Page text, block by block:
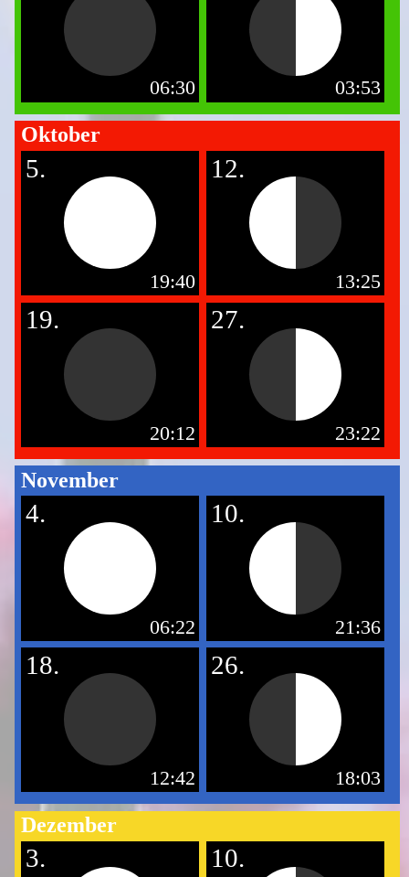
06:30 03:53
Oktober
5.
19:40
12.
13:25
19.
20:12
27.
23:22
November
4.
06:22
10.
21:36
18.
12:42
26.
18:03
Dezember
3. 10.